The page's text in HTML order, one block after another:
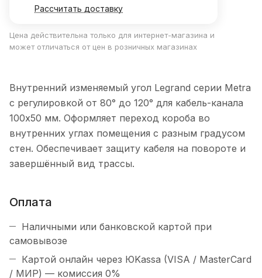
Рассчитать доставку
Цена действительна только для интернет-магазина и
может отличаться от цен в розничных магазинах
Внутренний изменяемый угол Legrand серии Metra
с регулировкой от 80° до 120° для кабель-канала
100х50 мм. Оформляет переход короба во
внутренних углах помещения с разным градусом
стен. Обеспечивает защиту кабеля на повороте и
завершённый вид трассы.
Оплата
Наличными или банковской картой при
самовывозе
Картой онлайн через ЮKassa (VISA / MasterCard
/ МИР) — комиссия 0%